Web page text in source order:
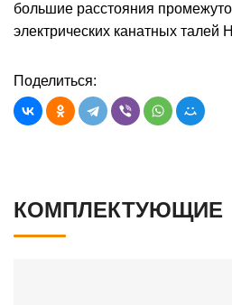
большие расстояния
электрических канатных талей
Поделиться:
КОМПЛЕКТУЮЩИЕ